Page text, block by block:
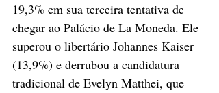
19,3% em sua terceira tentativa de
chegar ao Palácio de La Moneda. Ele
superou o libertário Johannes Kaiser
(13,9%) e derrubou a candidatura
tradicional de Evelyn Matthei, que